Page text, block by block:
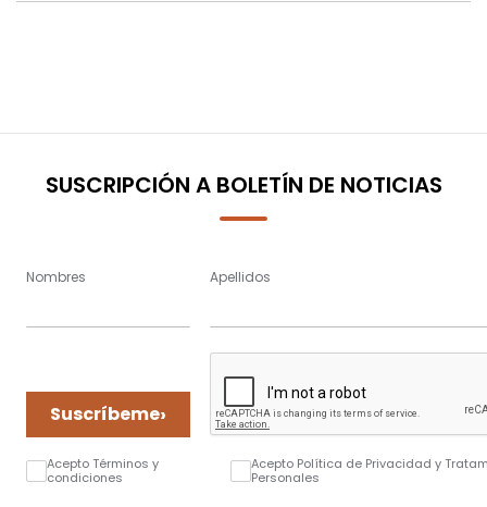
SUSCRIPCIÓN A BOLETÍN DE NOTICIAS
Nombres Apellidos
Suscríbeme›
Acepto Términos y
condiciones
Acepto Política de Privacidad y
Personales